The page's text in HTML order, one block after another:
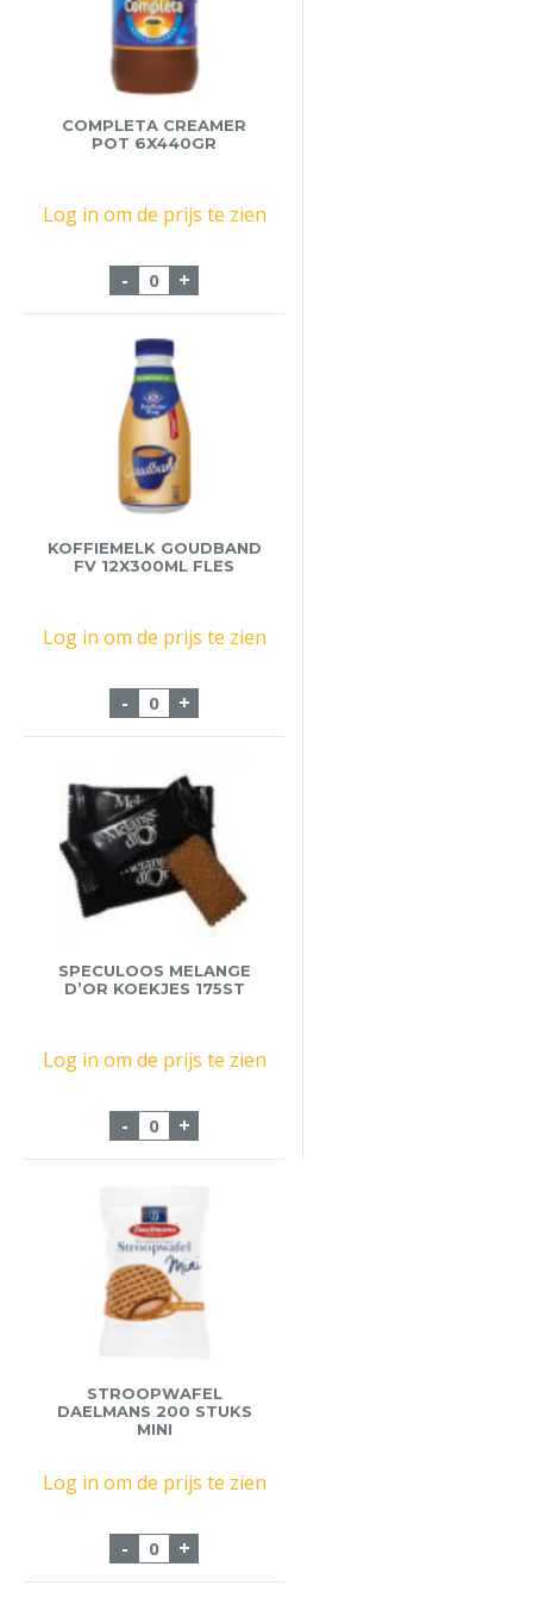
COMPLETA CREAMER
POT 6X440GR
Log in om de prijs te zien
- Completa Creamer Pot 6x440gr aantal
+
KOFFIEMELK GOUDBAND
FV 12X300ML FLES
Log in om de prijs te zien
- Koffiemelk Goudband FV 12x300ml Fles
+
SPECULOOS MELANGE
D’OR KOEKJES 175ST
Log in om de prijs te zien
- Speculoos Melange d'Or Koekjes 175st
+
STROOPWAFEL
DAELMANS 200 STUKS
MINI
Log in om de prijs te zien
- Stroopwafel Daelmans 200 stuks Mini
+